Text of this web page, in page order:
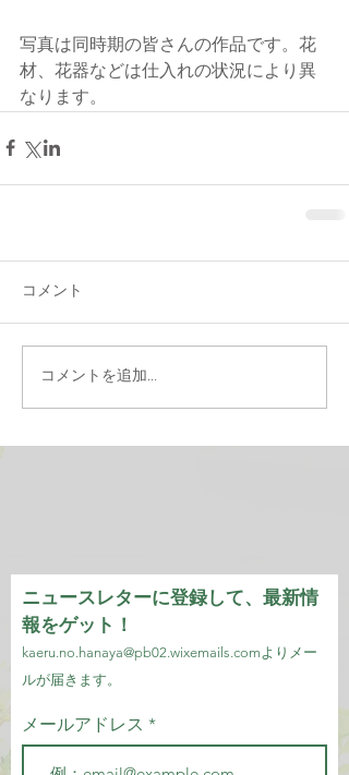
写真は同時期の皆さんの作品です。花
材、花器などは仕入れの状況により異
なります。
コメント
コメントを追加…
ニュースレターに登録して、最新情
報をゲット！
kaeru.no.hanaya@pb02.wixemails.com より メー
ルが届きます。
メールアドレス